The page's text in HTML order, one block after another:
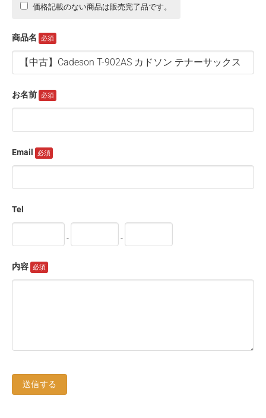
価格記載のない商品は販売完了品です。
商品名
お名前
Email
Tel
- -
内容